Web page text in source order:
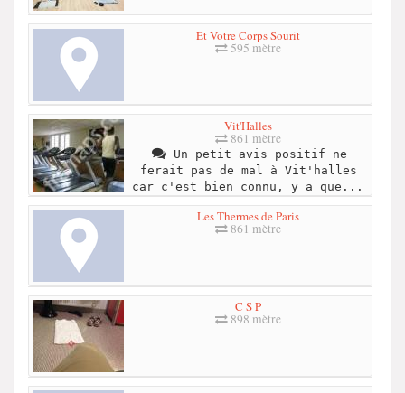
Et Votre Corps Sourit
595 mètre
Vit'Halles
861 mètre
Un petit avis positif ne
ferait pas de mal à Vit'halles
car c'est bien connu, y a que...
Les Thermes de Paris
861 mètre
C S P
898 mètre